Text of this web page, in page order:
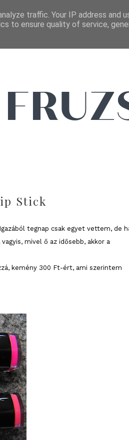
EMAIL
Stick
tegnap csak egyet vettem, de
mivel ő az idősebb, akkor a
kemény 300 Ft-ért, ami szerintem
traffic. Your IP address and
to ensure quality of service,